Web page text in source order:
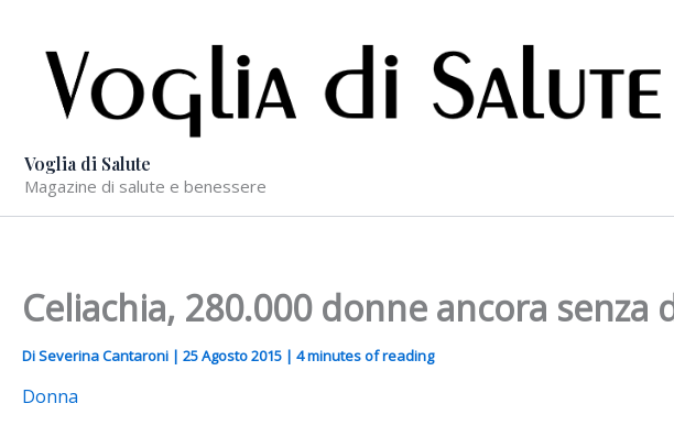
contenuto
Voglia di Salute
Magazine di salute e benessere
Celiachia, 280.000 donne ancora
DiSeverina Cantaroni | 25 Agosto 2015 | 4 minutes of reading
Donna